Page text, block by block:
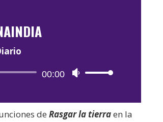
00:00
Utiliza
teclas
de
deRasgar la tierraen la